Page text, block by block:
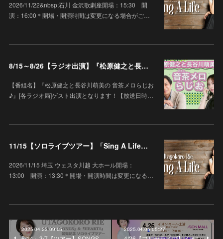
2026/11/22&nbsp;石川 金沢歌劇座開場：15:30 開
演：16:00＊開場・開演時間は変更になる場合がご…
8/15～8/26【ラジオ出演】『松原健之と長谷川萌美の 音茶メロらじお♪』
【番組名】『松原健之と長谷川萌美の 音茶メロらじお
♪』[各ラジオ局]ゲスト出演となります！【放送日時…
11/15【ソロライブツアー】「Sing A Life」埼玉 ウェスタ川越 大ホール
2026/11/15 埼玉 ウェスタ川越 大ホール開場：
13:00 開演：13:30＊開場・開演時間は変更になる…
2025.04.23 09:05 2025.04.05 05:27